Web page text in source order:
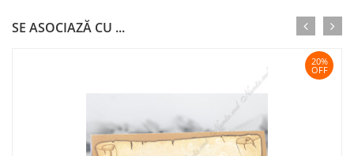
SE ASOCIAZĂ CU ...
20%
OFF